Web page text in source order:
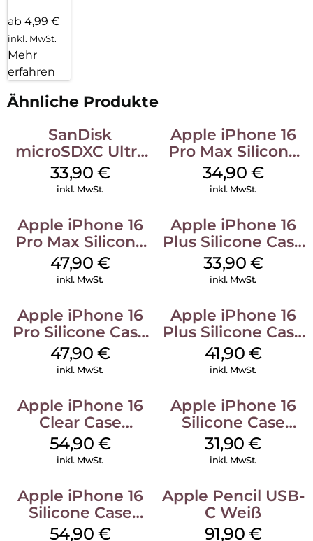
ab 4,99 €
inkl. MwSt.
Mehr
erfahren
Ähnliche Produkte
SanDisk
microSDXC Ultra
128 GB + Adapter
Mobile
33,90 €
inkl. MwSt.
Apple iPhone 16
Pro Max Silicone
Case MagSafe
Denim
34,90 €
inkl. MwSt.
Apple iPhone 16
Pro Max Silicone
Case MagSafe
Black
47,90 €
inkl. MwSt.
Apple iPhone 16
Plus Silicone Case
MagSafe Lake
Green
33,90 €
inkl. MwSt.
Apple iPhone 16
Pro Silicone Case
MagSafe Denim
47,90 €
inkl. MwSt.
Apple iPhone 16
Plus Silicone Case
MagSafe Stone
Gray
41,90 €
inkl. MwSt.
Apple iPhone 16
Clear Case
MagSafe
Transparent
54,90 €
inkl. MwSt.
Apple iPhone 16
Silicone Case
MagSafe Fuchsia
31,90€
inkl. MwSt.
Apple iPhone 16
Silicone Case
MagSafe Black
54,90 €
Apple Pencil USB-
C Weiß
91,90 €